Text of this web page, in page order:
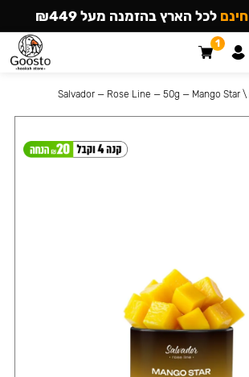
\
Salvador — Rose Line — 50g — Mango Star
חינם לכל הארץ בהזמנה מעל ₪449
1